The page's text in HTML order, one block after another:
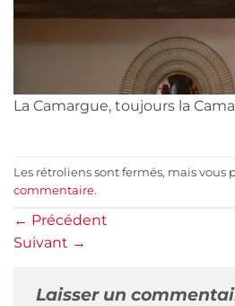
La Camargue, toujours la
Les rétroliens sont fermés, mais vous
commentaire.
← Précédent
Suivant →
Laisser un